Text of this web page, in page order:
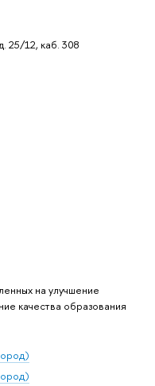
25/12, каб. 308
на улучшение
качества образования